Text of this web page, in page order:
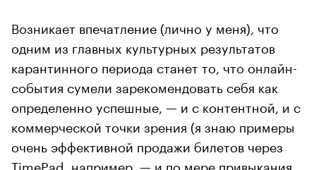
Возникает впечатление (лично у меня), что
одним из главных культурных результатов
карантинного периода станет то, что онлайн-
события сумели зарекомендовать себя как
определенно успешные, — и с контентной, и с
коммерческой точки зрения (я знаю примеры
очень эффективной продажи билетов через
TimePad, например, — и по мере привыкания